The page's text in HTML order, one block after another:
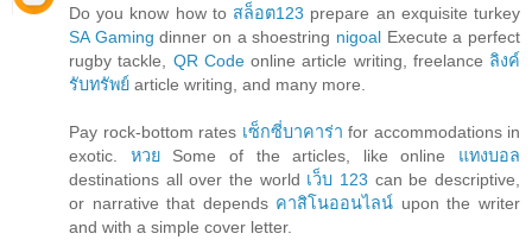
Do you know how to สล็อต123 prepare an exquisite turkey
SA Gaming dinner on a shoestring nigoal Execute a perfect
rugby tackle, QR Codeonline article writing, freelance ลิงค์
รับทรัพย์ article writing, and many more.
Pay rock-bottom rates เซ็กซี่บาคาร่า for accommodations in
exotic. หวยSome of the articles, like online แทงบอล
destinations all over the world เว็บ 123 can be descriptive,
or narrative that depends คาสิโนออนไลน์ upon the writer
and with a simple cover letter.